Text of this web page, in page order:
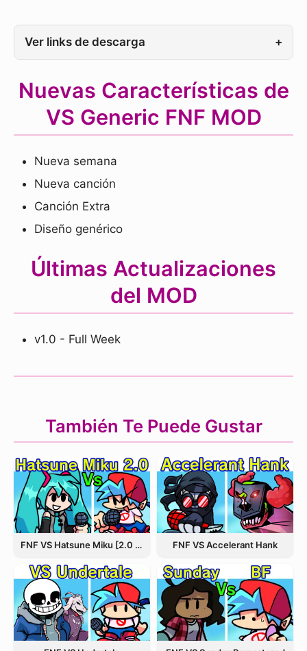
Ver links de descarga +
Nuevas Características de
VS Generic FNF MOD
Nueva semana
Nueva canción
Canción Extra
Diseño genérico
Últimas Actualizaciones
del MOD
v1.0 - Full Week
También Te Puede Gustar
FNF VS Hatsune Miku [2.0 Update] FNF VS Accelerant Hank